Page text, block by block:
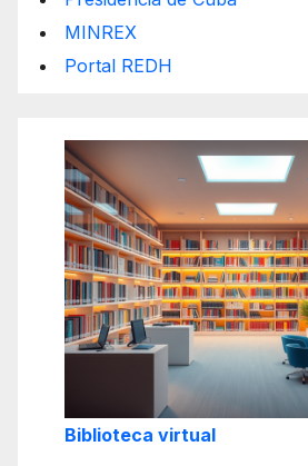
MINREX
Portal REDH
Biblioteca virtual